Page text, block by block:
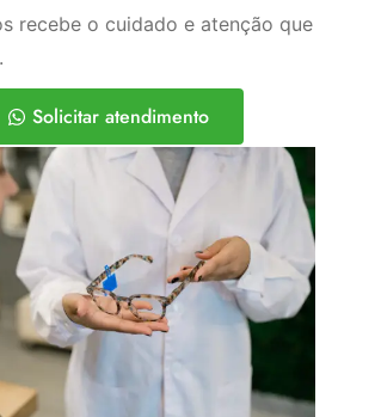
recebe o cuidado e atenção que
Solicitar atendimento